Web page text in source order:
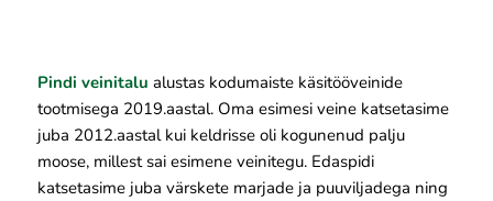
Pindi veinitalu alustas kodumaiste käsitööveinide
tootmisega 2019.aastal. Oma esimesi veine katsetasime
juba 2012.aastal kui keldrisse oli kogunenud palju
moose, millest sai esimene veinitegu. Edaspidi
katsetasime juba värskete marjade ja puuviljadega ning